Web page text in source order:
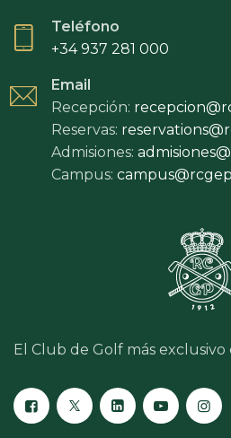
Teléfono
+34 937 281 000
Email
Recepción:
Reservas:
Admisiones:
Campus:
El Club de Golf más exclusivo